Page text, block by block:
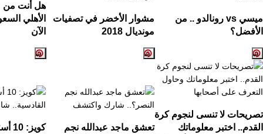
ميسي vs رونالدو .. من
الأفضل؟
مشوار الأخضر في تصفيات
مونديال 2018
هل أنت من
الأهلي
الآن
تصريحات لا تنسى لنجوم كرة
القدم.. اختبر معلوماتك
تعشق ماجد عبدالله نجم
كويز: 10